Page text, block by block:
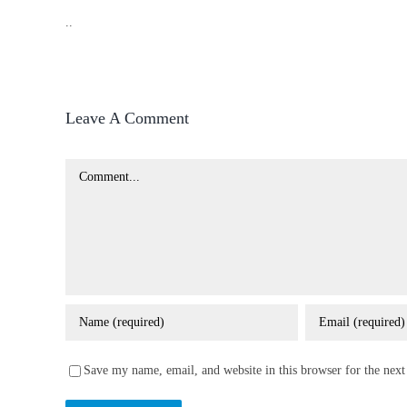
Leave A Comment
Comment
Save my name, email, and website in this browser for the